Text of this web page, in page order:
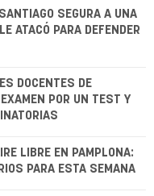
SEGURA A UNA
ATACÓ PARA DEFENDER
DOCENTES DE
POR UN TEST Y
LIBRE EN PAMPLONA:
PARA ESTA SEMANA